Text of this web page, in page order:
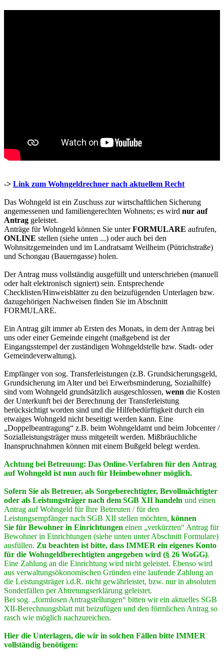
-> Link zum Wohngeldrechner nach aktuellem Recht
Das Wohngeld ist ein Zuschuss zur wirtschaftlichen Sicherung
angemessenen und familiengerechten Wohnens; es wird nur auf
Antrag geleistet.
Anträge für Wohngeld können Sie unterFORMULARE aufrufen,
ONLINE stellen (siehe unten ...) oder auch bei den
Wohnsitzgemeinden und im Landratsamt Weilheim (Pütrichstraße)
und Schongau (Bauerngasse) holen.
Der Antrag muss vollständig ausgefüllt und unterschrieben (manuell
oder halt elektronisch signiert) sein. Entsprechende
Checklisten/Hinweisblätter zu den beizufügenden Unterlagen bzw.
dazugehörigen Nachweisen finden Sie im Abschnitt
FORMULARE.
Ein Antrag gilt immer ab Ersten des Monats, in dem der Antrag bei
uns oder einer Gemeinde eingeht (maßgebend ist der
Eingangsstempel der zuständigen Wohngeldstelle bzw. Stadt- oder
Gemeindeverwaltung).
Empfänger von sog. Transferleistungen (z.B. Grundsicherungsgeld,
Grundsicherung im Alter und bei Erwerbsminderung, Sozialhilfe)
sind vom Wohngeld grundsätzlich ausgeschlossen, wenn die Kosten
der Unterkunft bei der Berechnung der Transferleistung
berücksichtigt worden sind und die Hilfebedürftigkeit durch ein
etwaiges Wohngeld nicht beseitigt werden kann. Eine
„Doppelbeantragung“ z.B. beim Wohngeldamt und beim Jobcenter /
Sozialleistungsträger muss mitgeteilt werden. Mißbräuchliche
Inanspruchnahmen können mit einem Bußgeld belegt werden.
Achtung bei Betreuung: Das Online-Verfahren für den Antrag
auf Wohngeld ist nun auch für Heimbewohner möglich.
Sofern Sie als Betreuer, als Sorgeberechtigter, Bevollmächtigter
oder als Leistungsträger nach dem SGB XII handeln und einen
Antrag auf Wohngeld für Ihre Betreuten / für den
Leistungsempfänger nach SGB XII stellen möchten, können
Sie für Bewohner in Einrichtungen einen „verkürzten“ Antrag für
Bewohner in Einrichtungen (siehe unten unter Abschnitt Formulare)
ausfüllen. Zu beachten ist bitte, dass IMMER ein eigenes Konto
für die Wohngeldberechtigten angegeben wird (§ 26 WoGG).
Eine Zahlung an die Einrichtung wird nicht geleistet. Ebenso wird
aus verwaltungsökonomischen Gründen eine laufende Zahlung an
die Leistungsträger i.d.R. nicht gewährleistet, bzw. nur in absoluten
Sonderfällen per Abtretungserklärung geleistet.
Bei sog. „formlosen Antragstellungen“ bitten wir ein aktuelles SGB
XII-Berechnungsblatt mit beizufügen und den förmlichen Antrag so
rasch wie möglich nachzureichen.
Hier die Unterlagen, die wir in solchen Fällen bitte IMMER
vollständig benötigen: